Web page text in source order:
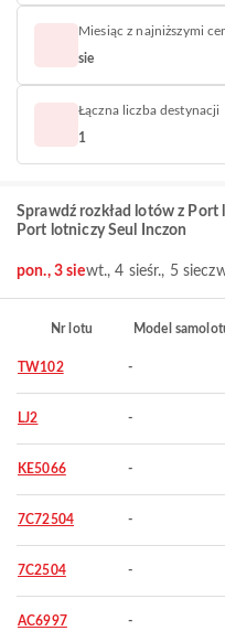
Miesiąc z najniższymi
sie
Łączna liczba destynacji
1
Sprawdź rozkład lotów z
Port lotniczy Seul Inczon
pon., 3 siewt., 4 sieśr., 5 sie
Nr lotu Model
TW102 -
LJ2 -
KE5066 -
7C72504 -
7C2504 -
AC6997 -